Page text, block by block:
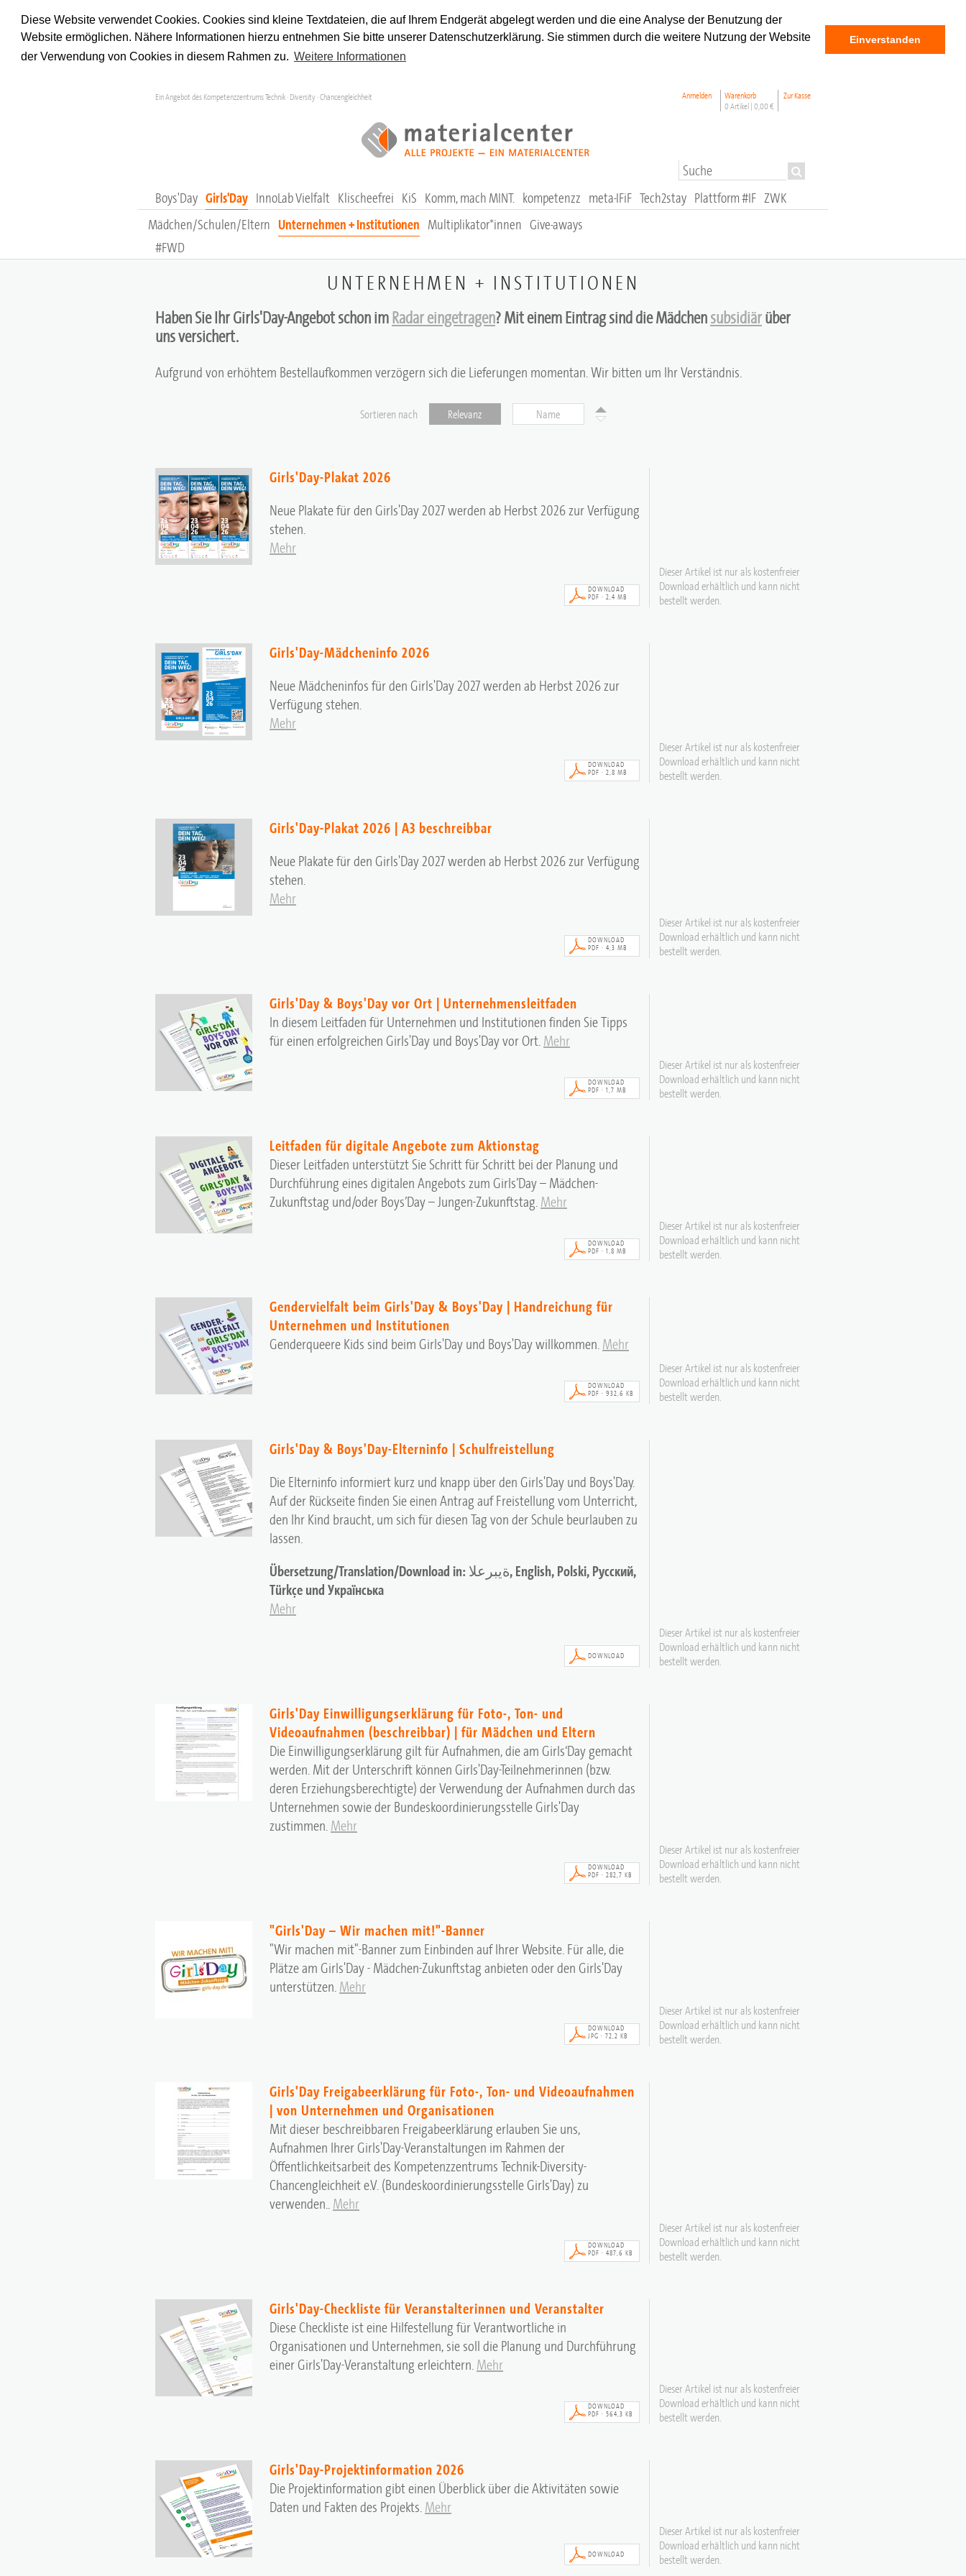
Diese Website verwendet Cookies. Cookies sind kleine Textdateien, die auf Ihrem Endgerät abgelegt werden und die eine Analyse der Benutzung der
Website ermöglichen. Nähere Informationen hierzu entnehmen Sie bitte unserer Datenschutzerklärung. Sie stimmen durch die weitere Nutzung der Website
der Verwendung von Cookies in diesem Rahmen zu. Weitere Informationen
Einverstanden
Ein Angebot des Kompetenzzentrums Technik · Diversity · Chancengleichheit Anmelden
Warenkorb
0 Artikel | 0,00 €
Zur Kasse
Boys'Day Girls'Day
Mädchen/Schulen/Eltern Unternehmen + Institutionen Multiplikator*innen Give-aways
InnoLab Vielfalt Klischeefrei KiS Komm, mach MINT. kompetenzz meta-IFiF Tech2stay Plattform #IF ZWK
#FWD
UNTERNEHMEN + INSTITUTIONEN
Haben Sie Ihr Girls'Day-Angebot schon imRadar eingetragen? Mit einem Eintrag sind die Mädchensubsidiärüber
uns versichert.
Aufgrund von erhöhtem Bestellaufkommen verzögern sich die Lieferungen momentan. Wir bitten um Ihr Verständnis.
Sortieren nach Relevanz Name
Girls'Day-Plakat 2026
Neue Plakate für den Girls'Day 2027 werden ab Herbst 2026 zur Verfügung
stehen.
Mehr
DOWNLOAD
PDF · 2,4 MB
Dieser Artikel ist nur als kostenfreier
Download erhältlich und kann nicht
bestellt werden.
Girls'Day-Mädcheninfo 2026
Neue Mädcheninfos für den Girls'Day 2027 werden ab Herbst 2026 zur
Verfügung stehen.
Mehr
DOWNLOAD
PDF · 2,8 MB
Dieser Artikel ist nur als kostenfreier
Download erhältlich und kann nicht
bestellt werden.
Girls'Day-Plakat 2026 | A3 beschreibbar
Neue Plakate für den Girls'Day 2027 werden ab Herbst 2026 zur Verfügung
stehen.
Mehr
DOWNLOAD
PDF · 4,3 MB
Dieser Artikel ist nur als kostenfreier
Download erhältlich und kann nicht
bestellt werden.
Girls'Day & Boys'Day vor Ort | Unternehmensleitfaden
In diesem Leitfaden für Unternehmen und Institutionen finden Sie Tipps
für einen erfolgreichen Girls'Day und Boys'Day vor Ort. Mehr
DOWNLOAD
PDF · 1,7 MB
Dieser Artikel ist nur als kostenfreier
Download erhältlich und kann nicht
bestellt werden.
Leitfaden für digitale Angebote zum Aktionstag
Dieser Leitfaden unterstützt Sie Schritt für Schritt bei der Planung und
Durchführung eines digitalen Angebots zum Girls’Day – Mädchen-
Zukunftstag und/oder Boys’Day – Jungen-Zukunftstag. Mehr
DOWNLOAD
PDF · 1,8 MB
Dieser Artikel ist nur als kostenfreier
Download erhältlich und kann nicht
bestellt werden.
Gendervielfalt beim Girls'Day & Boys'Day | Handreichung für
Unternehmen und Institutionen
Genderqueere Kids sind beim Girls'Day und Boys'Day willkommen. Mehr
DOWNLOAD
PDF · 932,6 KB
Dieser Artikel ist nur als kostenfreier
Download erhältlich und kann nicht
bestellt werden.
Girls'Day & Boys'Day-Elterninfo | Schulfreistellung
Die Elterninfo informiert kurz und knapp über den Girls'Day und Boys'Day.
Auf der Rückseite finden Sie einen Antrag auf Freistellung vom Unterricht,
den Ihr Kind braucht, um sich für diesen Tag von der Schule beurlauben zu
lassen.
Übersetzung/Translation/Download in: ةيبرعلا, English, Polski, Русский,
Türkçe und Українська
Mehr
DOWNLOAD
Dieser Artikel ist nur als kostenfreier
Download erhältlich und kann nicht
bestellt werden.
Girls'Day Einwilligungserklärung für Foto-, Ton- und
Videoaufnahmen (beschreibbar) | für Mädchen und Eltern
Die Einwilligungserklärung gilt für Aufnahmen, die am Girls‘Day gemacht
werden. Mit der Unterschrift können Girls'Day-Teilnehmerinnen (bzw.
deren Erziehungsberechtigte) der Verwendung der Aufnahmen durch das
Unternehmen sowie der Bundeskoordinierungsstelle Girls'Day
zustimmen. Mehr
DOWNLOAD
PDF · 282,7 KB
Dieser Artikel ist nur als kostenfreier
Download erhältlich und kann nicht
bestellt werden.
"Girls'Day – Wir machen mit!"-Banner
"Wir machen mit"-Banner zum Einbinden auf Ihrer Website. Für alle, die
Plätze am Girls'Day - Mädchen-Zukunftstag anbieten oder den Girls'Day
unterstützen. Mehr
DOWNLOAD
JPG · 72,2 KB
Dieser Artikel ist nur als kostenfreier
Download erhältlich und kann nicht
bestellt werden.
Girls'Day Freigabeerklärung für Foto-, Ton- und Videoaufnahmen
| von Unternehmen und Organisationen
Mit dieser beschreibbaren Freigabeerklärung erlauben Sie uns,
Aufnahmen Ihrer Girls'Day-Veranstaltungen im Rahmen der
Öffentlichkeitsarbeit des Kompetenzzentrums Technik-Diversity-
Chancengleichheit e.V. (Bundeskoordinierungsstelle Girls'Day) zu
verwenden.. Mehr
DOWNLOAD
PDF · 487,6 KB
Dieser Artikel ist nur als kostenfreier
Download erhältlich und kann nicht
bestellt werden.
Girls'Day-Checkliste für Veranstalterinnen und Veranstalter
Diese Checkliste ist eine Hilfestellung für Verantwortliche in
Organisationen und Unternehmen, sie soll die Planung und Durchführung
einer Girls'Day-Veranstaltung erleichtern. Mehr
DOWNLOAD
PDF · 564,3 KB
Dieser Artikel ist nur als kostenfreier
Download erhältlich und kann nicht
bestellt werden.
Girls'Day-Projektinformation 2026
Die Projektinformation gibt einen Überblick über die Aktivitäten sowie
Daten und Fakten des Projekts. Mehr
DOWNLOAD
Dieser Artikel ist nur als kostenfreier
Download erhältlich und kann nicht
bestellt werden.